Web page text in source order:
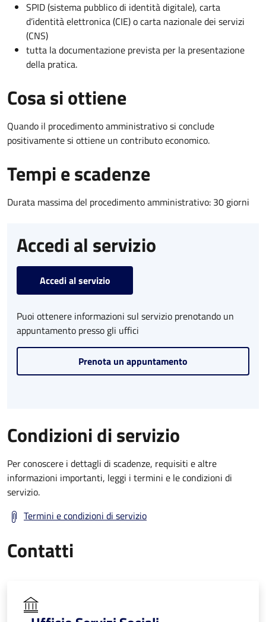
SPID (sistema pubblico di identità digitale), carta
d’identità elettronica (CIE) o carta nazionale dei servizi
(CNS)
tutta la documentazione prevista per la presentazione
della pratica.
Cosa si ottiene
Quando il procedimento amministrativo si conclude
positivamente si ottiene un contributo economico.
Tempi e scadenze
Durata massima del procedimento amministrativo: 30 giorni
Accedi al servizio
Accedi al servizio
Puoi ottenere informazioni sul servizio prenotando un
appuntamento presso gli uffici
Prenota un appuntamento
Condizioni di servizio
Per conoscere i dettagli di scadenze, requisiti e altre
informazioni importanti, leggi i termini e le condizioni di
servizio.
Termini e condizioni di servizio
Contatti